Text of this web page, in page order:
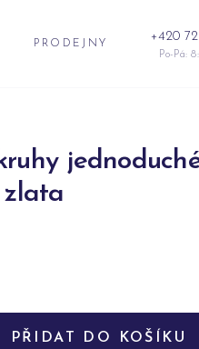
PRODEJNY +420
Po-Pá:
zlata
PŘIDAT DO KOŠÍKU